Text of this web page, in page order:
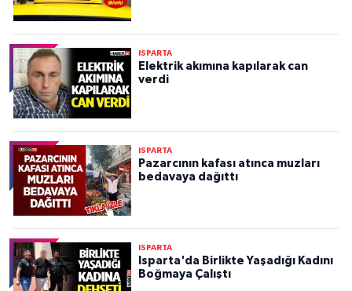
ISPARTA
Elektrik akımına kapılarak can
verdi
ISPARTA
Pazarcının kafası atınca muzları
bedavaya dağıttı
ISPARTA
Isparta'da Birlikte Yaşadığı Kadını
Boğmaya Çalıştı